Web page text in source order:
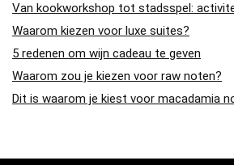
Van kookworkshop tot stadsspel:
Waarom kiezen voor luxe suites?
5 redenen om wijn cadeau te geven
Waarom zou je kiezen voor raw noten?
Dit is waarom je kiest voor macadamia